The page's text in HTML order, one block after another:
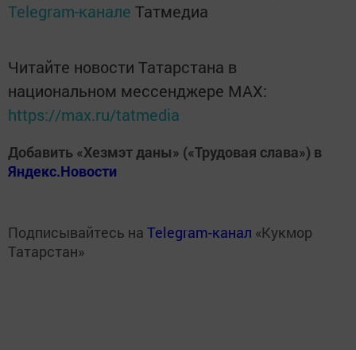
Telegram-канале Татмедиа
Читайте новости Татарстана в
национальном мессенджере MАХ:
https://max.ru/tatmedia
Добавить «Хезмэт даны» («Трудовая слава») в
Яндекс.Новости
Подписывайтесь на Telegram-канал «Кукмор
Татарстан»